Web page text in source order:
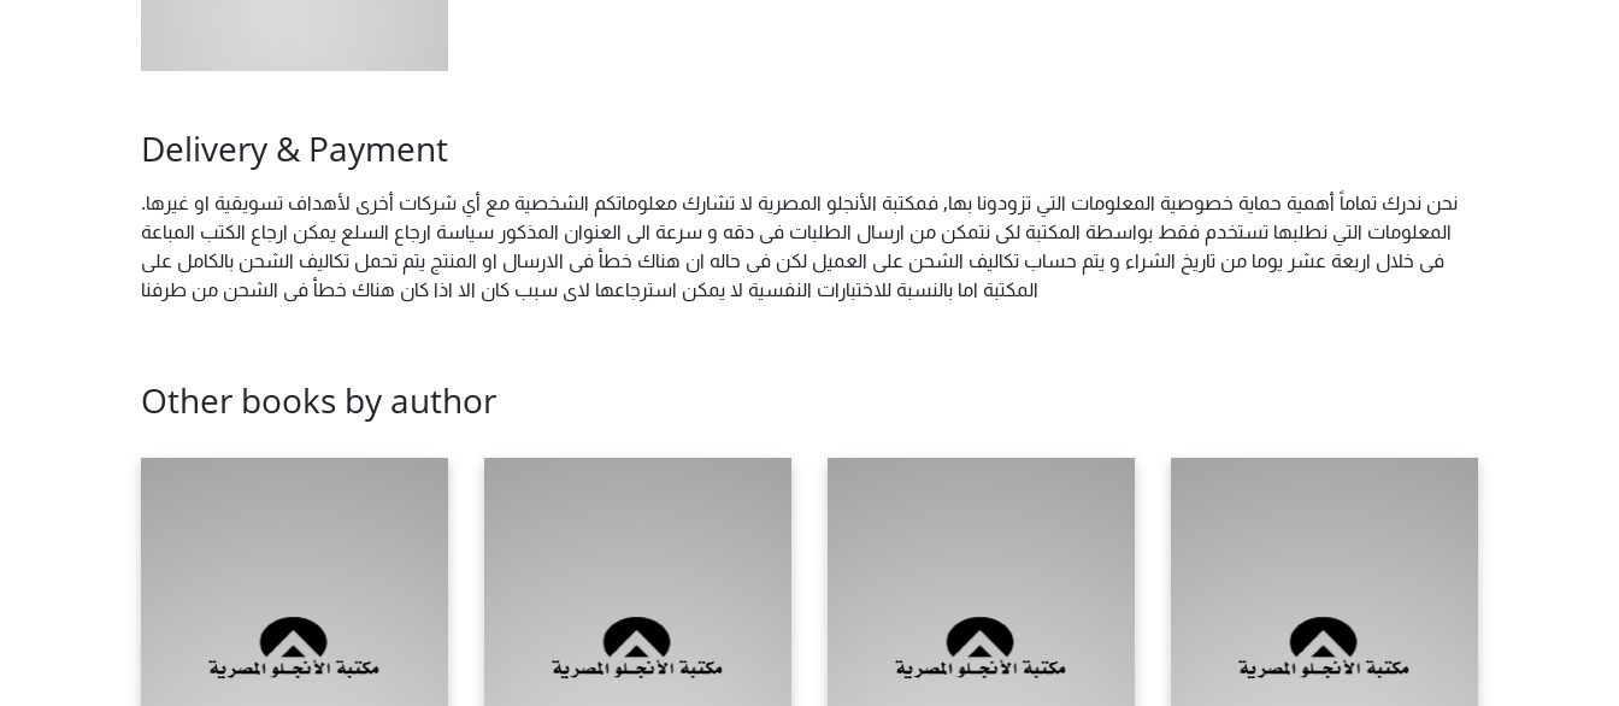
Delivery & Payment
نحن ندرك تماماً أهمية حماية خصوصية المعلومات التي تزودونا بها, فمكتبة الأنجلو المصرية لا تشارك معلوماتكم الشخصية مع أي شركات أخرى لأهداف تسويقية او غيرها.
المعلومات التي نطلبها تستخدم فقط بواسطة المكتبة لكى نتمكن من ارسال الطلبات فى دقه و سرعة الى العنوان المذكور سياسة ارجاع السلع يمكن ارجاع الكتب المباعة
فى خلال اربعة عشر يوما من تاريخ الشراء و يتم حساب تكاليف الشحن على العميل لكن فى حاله ان هناك خطأ فى الارسال او المنتج يتم تحمل تكاليف الشحن بالكامل على
المكتبة اما بالنسبة للاختبارات النفسية لا يمكن استرجاعها لاى سبب كان الا اذا كان هناك خطأ فى الشحن من طرفنا
Other books by author